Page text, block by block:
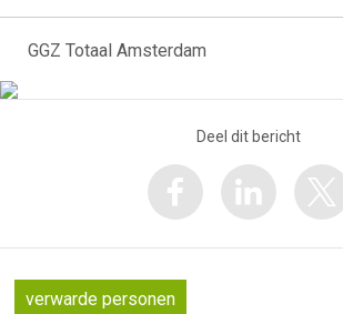
GGZ Totaal Amsterdam
Deel dit bericht
verwarde personen